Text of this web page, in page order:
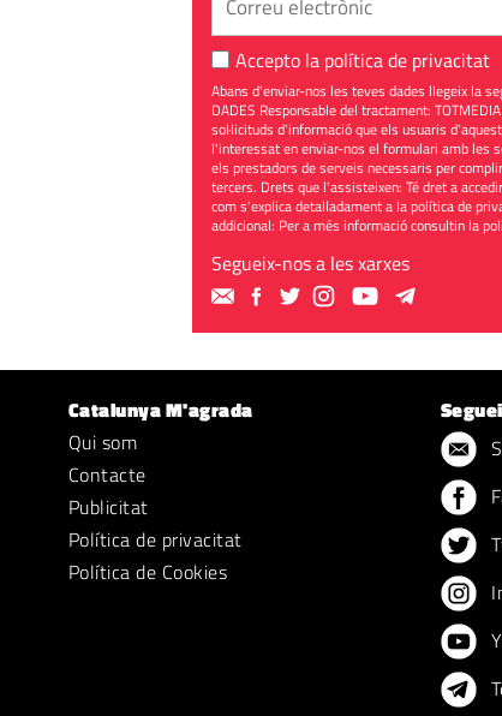
Accepto la política de privacitat
Abans d'enviar-nos les teves dades llegeix la
DADES Responsable del tractament:
sol·licituds d'informació que els usuaris
l'interessat en enviar-nos el formulari amb les
els prestadors de serveis necessaris per
tercers. Drets que l'assisteixen: Té dret a
com s'explica detalladament a la política de
addicional: Per a més informació consultin la
Segueix-nos a les xarxes
Catalunya M'agrada
Qui som
Contacte
Publicitat
Política de privacitat
Política de Cookies